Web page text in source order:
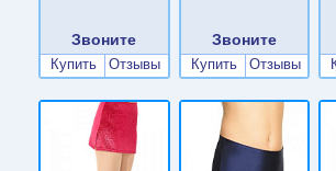
Звоните
Купить Отзывы
Звоните
Купить Отзывы